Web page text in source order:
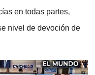
en todas partes,
nivel de devoción de